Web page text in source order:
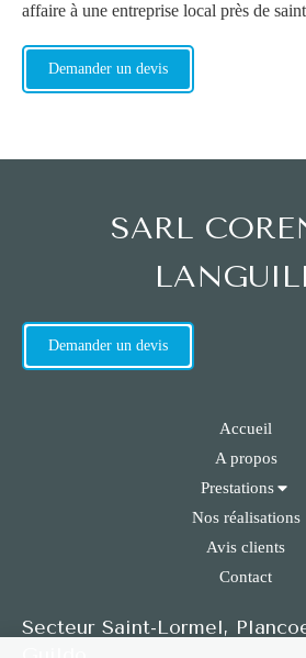
affaire à une entreprise local près de
Demander un devis
SARL
Demander un devis
Accueil
A propos
Prestations
Nos réalisations
Avis clients
Contact
Secteur Saint-Lormel,